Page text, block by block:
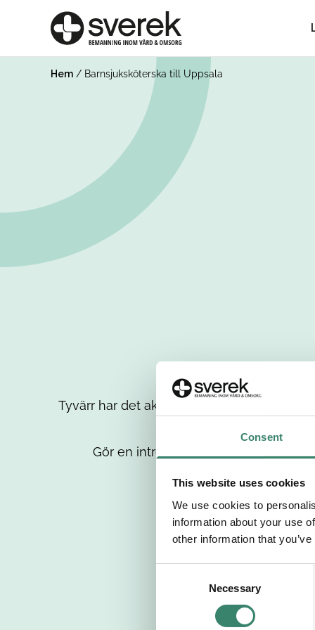
Consent
This website uses cookies
We use cookies to
information about your use
other information that
Necessary
Hem / Barnsjuksköterska till Uppsala
Tyvärr har det aktuella jobbet tagits bort
Gör en intresseanmälan så